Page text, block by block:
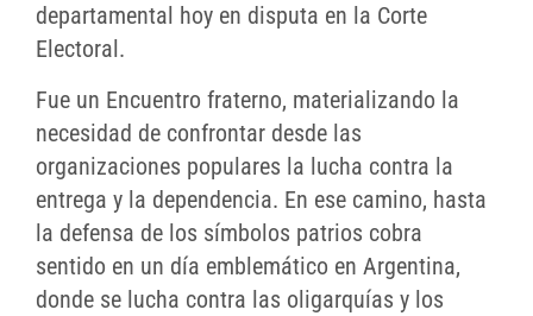
departamental hoy en disputa en la Corte
Electoral.
Fue un Encuentro fraterno, materializando la
necesidad de confrontar desde las
organizaciones populares la lucha contra la
entrega y la dependencia. En ese camino, hasta
la defensa de los símbolos patrios cobra
sentido en un día emblemático en Argentina,
donde se lucha contra las oligarquías y los